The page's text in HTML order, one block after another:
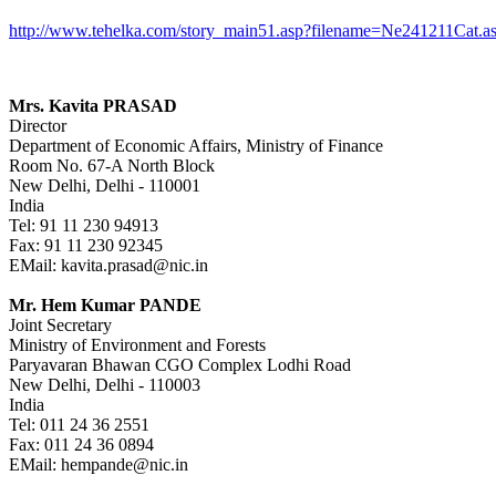
http://www.tehelka.com/
Mrs. Kavita PRASAD
Director
Department of Economic Affairs, Ministry of Finance
Room No. 67-A North Block
New Delhi, Delhi - 110001
India
Tel: 91 11 230 94913
Fax: 91 11 230 92345
EMail: kavita.prasad@nic.in
Mr. Hem Kumar PANDE
Joint Secretary
Ministry of Environment and Forests
Paryavaran Bhawan CGO Complex Lodhi Road
New Delhi, Delhi - 110003
India
Tel: 011 24 36 2551
Fax: 011 24 36 0894
EMail: hempande@nic.in